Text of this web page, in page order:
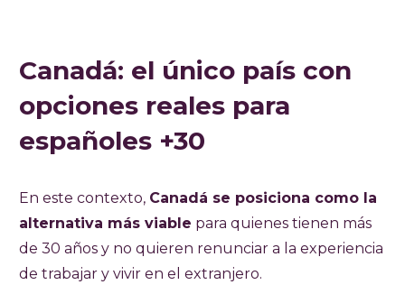
Canadá: el único país con
opciones reales para
españoles +30
En este contexto, Canadá se posiciona como la
alternativa más viable para quienes tienen más
de 30 años y no quieren renunciar a la experiencia
de trabajar y vivir en el extranjero.